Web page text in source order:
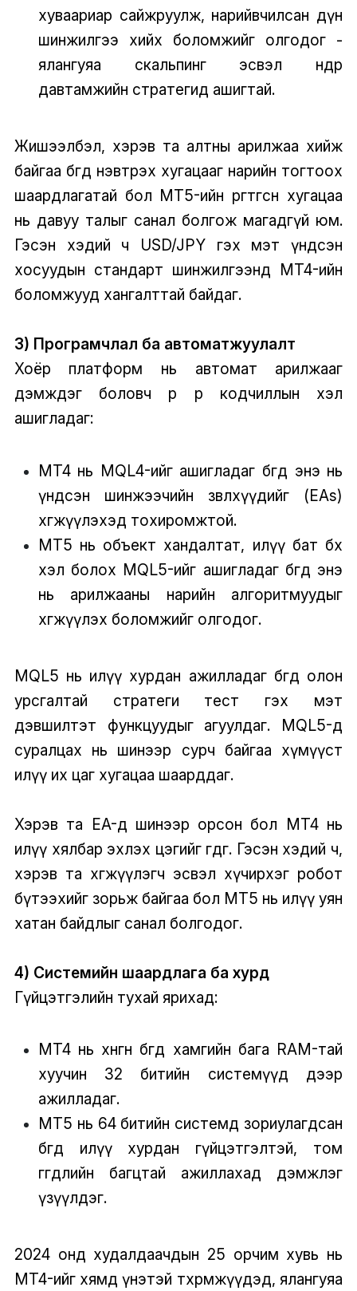
хуваариар сайжруулж, нарийвчилсан дүн
шинжилгээ хийх боломжийг олгодог -
ялангуяа скальпинг эсвэл өндөр
давтамжийн стратегид ашигтай.
Жишээлбэл, хэрэв та алтны арилжаа хийж
байгаа бөгөөд нэвтрэх хугацааг нарийн тогтоох
шаардлагатай бол MT5-ийн өргөтгөсөн хугацаа
нь давуу талыг санал болгож магадгүй юм.
Гэсэн хэдий ч USD/JPY гэх мэт үндсэн
хосуудын стандарт шинжилгээнд MT4-ийн
боломжууд хангалттай байдаг.
3) Програмчлал ба автоматжуулалт
Хоёр платформ нь автомат арилжааг
дэмждэг боловч өөр өөр кодчиллын хэл
ашигладаг:
MT4 нь MQL4-ийг ашигладаг бөгөөд энэ нь
үндсэн шинжээчийн зөвлөхүүдийг (EAs)
хөгжүүлэхэд тохиромжтой.
MT5 нь объект хандалтат, илүү бат бөх
хэл болох MQL5-ийг ашигладаг бөгөөд энэ
нь арилжааны нарийн алгоритмуудыг
хөгжүүлэх боломжийг олгодог.
MQL5 нь илүү хурдан ажилладаг бөгөөд олон
урсгалтай стратеги тест гэх мэт
дэвшилтэт функцуудыг агуулдаг. MQL5-д
суралцах нь шинээр сурч байгаа хүмүүст
илүү их цаг хугацаа шаарддаг.
Хэрэв та EA-д шинээр орсон бол MT4 нь
илүү хялбар эхлэх цэгийг өгдөг. Гэсэн хэдий ч,
хэрэв та хөгжүүлэгч эсвэл хүчирхэг робот
бүтээхийг зорьж байгаа бол MT5 нь илүү уян
хатан байдлыг санал болгодог.
4) Системийн шаардлага ба хурд
Гүйцэтгэлийн тухай ярихад:
MT4 нь хөнгөн бөгөөд хамгийн бага RAM-тай
хуучин 32 битийн системүүд дээр
ажилладаг.
MT5 нь 64 битийн системд зориулагдсан
бөгөөд илүү хурдан гүйцэтгэлтэй, том
өгөгдлийн багцтай ажиллахад дэмжлэг
үзүүлдэг.
2024 онд худалдаачдын 25 орчим хувь нь
MT4-ийг хямд үнэтэй төхөөрөмжүүдэд, ялангуяа